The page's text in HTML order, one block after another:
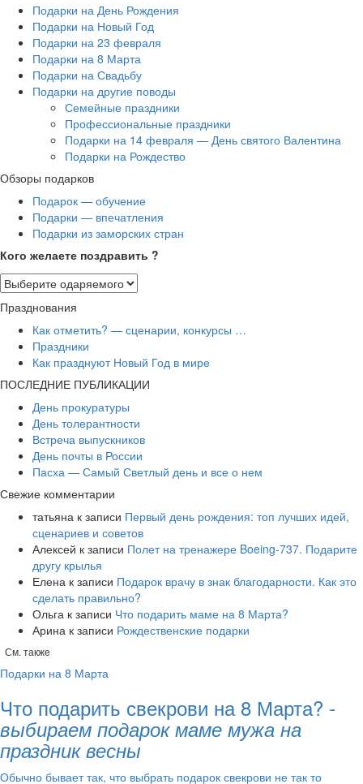
Подарки на День Рождения
Подарки на Новый Год
Подарки на 23 февраля
Подарки на 8 Марта
Подарки на Свадьбу
Подарки на другие поводы
Семейные праздники
Профессиональные праздники
Подарки на 14 февраля — День святого Валентина
Подарки на Рождество
Обзоры подарков
Подарок — обучение
Подарки — впечатления
Подарки из заморских стран
Кого желаете поздравить ?
Празднования
Как отметить? — сценарии, конкурсы …
Праздники
Как празднуют Новый Год в мире
ПОСЛЕДНИЕ ПУБЛИКАЦИИ
День прокуратуры
День толерантности
Встреча выпускников
День почты в России
Пасха — Самый Светлый день и все о нем
Свежие комментарии
татьяна к записи Первый день рождения: топ лучших идей,
сценариев и советов
Алексей к записи ​Полет на тренажере Boeing-737. Подарите
другу крылья
Елена к записи Подарок врачу в знак благодарности. Как это
сделать правильно?
Ольга к записи Что подарить маме на 8 Марта?
Арина к записи Рождественские подарки
См. также
Подарки на 8 Марта
Что подарить свекрови на 8 Марта? -
выбираем подарок маме мужа на
праздник весны
Обычно бывает так, что выбрать подарок свекрови не так то